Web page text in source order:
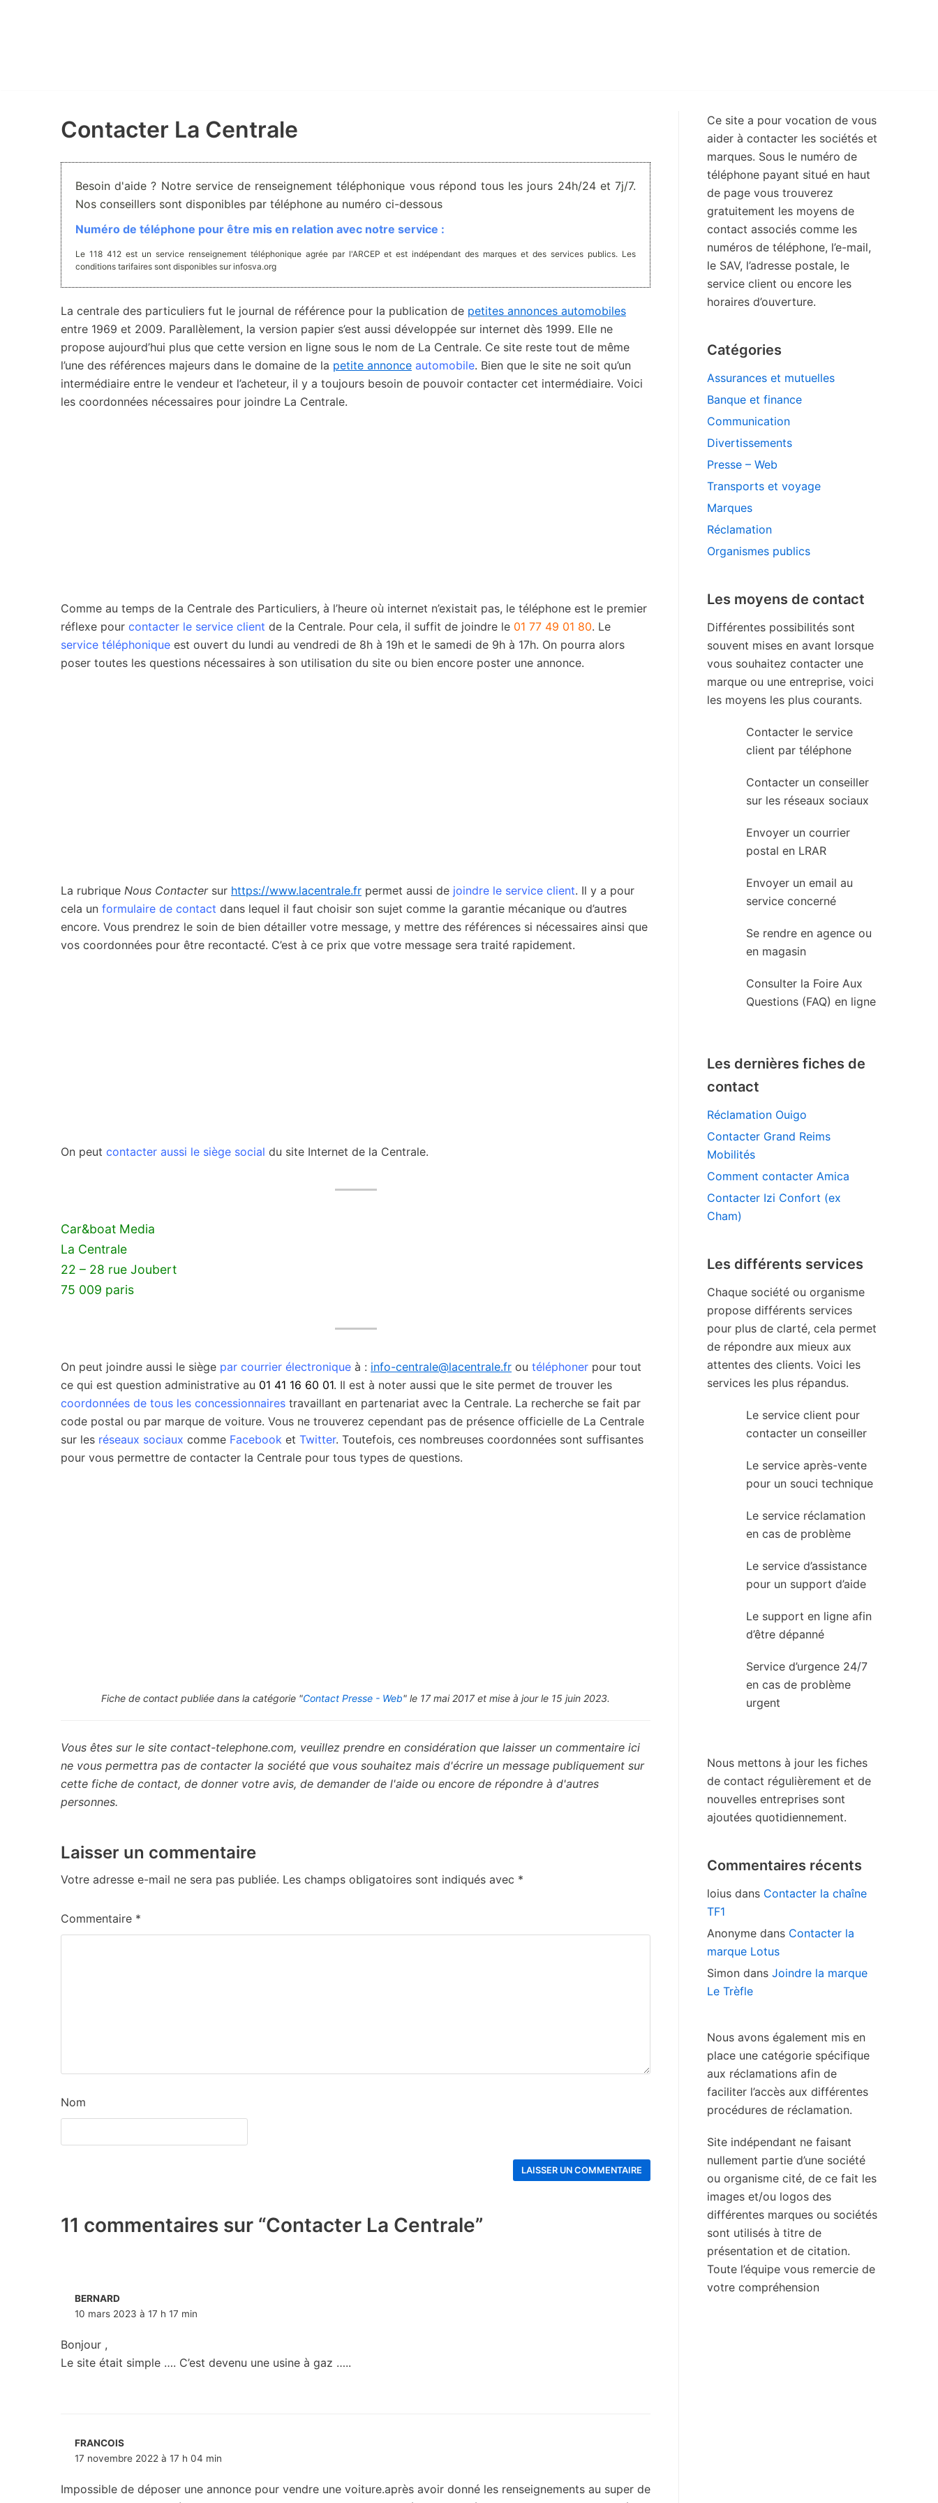
Contacter La Centrale
Besoin d'aide ? Notre service de renseignement téléphonique vous répond tous les jours 24h/24 et 7j/7.
Nos conseillers sont disponibles par téléphone au numéro ci-dessous
Numéro de téléphone pour être mis en relation avec notre service :
Le 118 412 est un service renseignement téléphonique agrée par l'ARCEP et est indépendant des marques et des services publics. Les
conditions tarifaires sont disponibles sur infosva.org
La centrale des particuliers fut le journal de référence pour la publication de petites annonces automobiles
entre 1969 et 2009. Parallèlement, la version papier s’est aussi développée sur internet dès 1999. Elle ne
propose aujourd’hui plus que cette version en ligne sous le nom de La Centrale. Ce site reste tout de même
l’une des références majeurs dans le domaine de la petite annonce automobile. Bien que le site ne soit qu’un
intermédiaire entre le vendeur et l’acheteur, il y a toujours besoin de pouvoir contacter cet intermédiaire. Voici
les coordonnées nécessaires pour joindre La Centrale.
Comme au temps de la Centrale des Particuliers, à l’heure où internet n’existait pas, le téléphone est le premier
réflexe pour contacter le service client de la Centrale. Pour cela, il suffit de joindre le 01 77 49 01 80. Le
service téléphonique est ouvert du lundi au vendredi de 8h à 19h et le samedi de 9h à 17h. On pourra alors
poser toutes les questions nécessaires à son utilisation du site ou bien encore poster une annonce.
La rubrique Nous Contactersur https://www.lacentrale.fr permet aussi de joindre le service client. Il y a pour
cela un formulaire de contact dans lequel il faut choisir son sujet comme la garantie mécanique ou d’autres
encore. Vous prendrez le soin de bien détailler votre message, y mettre des références si nécessaires ainsi que
vos coordonnées pour être recontacté. C’est à ce prix que votre message sera traité rapidement.
On peut contacter aussi le siège social du site Internet de la Centrale.
Car&boat Media
La Centrale
22 – 28 rue Joubert
75 009 paris
On peut joindre aussi le siège par courrier électronique à : info-centrale@lacentrale.fr ou téléphoner pour tout
ce qui est question administrative au 01 41 16 60 01. Il est à noter aussi que le site permet de trouver les
coordonnées de tous les concessionnaires travaillant en partenariat avec la Centrale. La recherche se fait par
code postal ou par marque de voiture. Vous ne trouverez cependant pas de présence officielle de La Centrale
sur les réseaux sociaux comme Facebook et Twitter. Toutefois, ces nombreuses coordonnées sont suffisantes
pour vous permettre de contacter la Centrale pour tous types de questions.
Fiche de contact publiée dans la catégorie "Contact Presse - Web" le 17 mai 2017 et mise à jour le 15 juin 2023.
Vous êtes sur le site contact-telephone.com, veuillez prendre en considération que laisser un commentaire ici
ne vous permettra pas de contacter la société que vous souhaitez mais d'écrire un message publiquement sur
cette fiche de contact, de donner votre avis, de demander de l'aide ou encore de répondre à d'autres
personnes.
Laisser un commentaire
Votre adresse e-mail ne sera pas publiée. Les champs obligatoires sont indiqués avec *
Commentaire *
Nom
11 commentaires sur “Contacter La Centrale”
BERNARD
10 mars 2023 à 17 h 17 min
Bonjour ,
Le site était simple …. C’est devenu une usine à gaz …..
FRANCOIS
17 novembre 2022 à 17 h 04 min
Impossible de déposer une annonce pour vendre une voiture.après avoir donné les renseignements au super de
Ce site a pour vocation de vous
aider à contacter les sociétés et
marques. Sous le numéro de
téléphone payant situé en haut
de page vous trouverez
gratuitement les moyens de
contact associés comme les
numéros de téléphone, l’e-mail,
le SAV, l’adresse postale, le
service client ou encore les
horaires d’ouverture.
Catégories
Assurances et mutuelles
Banque et finance
Communication
Divertissements
Presse – Web
Transports et voyage
Marques
Réclamation
Organismes publics
Les moyens de contact
Différentes possibilités sont
souvent mises en avant lorsque
vous souhaitez contacter une
marque ou une entreprise, voici
les moyens les plus courants.
Contacter le service
client par téléphone
Contacter un conseiller
sur les réseaux sociaux
Envoyer un courrier
postal en LRAR
Envoyer un email au
service concerné
Se rendre en agence ou
en magasin
Consulter la Foire Aux
Questions (FAQ) en ligne
Les dernières fiches de
contact
Réclamation Ouigo
Contacter Grand Reims
Mobilités
Comment contacter Amica
Contacter Izi Confort (ex
Cham)
Les différents services
Chaque société ou organisme
propose différents services
pour plus de clarté, cela permet
de répondre aux mieux aux
attentes des clients. Voici les
services les plus répandus.
Le service client pour
contacter un conseiller
Le service après-vente
pour un souci technique
Le service réclamation
en cas de problème
Le service d’assistance
pour un support d’aide
Le support en ligne afin
d’être dépanné
Service d’urgence 24/7
en cas de problème
urgent
Nous mettons à jour les fiches
de contact régulièrement et de
nouvelles entreprises sont
ajoutées quotidiennement.
Commentaires récents
loius dans Contacter la chaîne
TF1
Anonyme dans Contacter la
marque Lotus
Simon dans Joindre la marque
Le Trèfle
Nous avons également mis en
place une catégorie spécifique
aux réclamations afin de
faciliter l’accès aux différentes
procédures de réclamation.
Site indépendant ne faisant
nullement partie d’une société
ou organisme cité, de ce fait les
images et/ou logos des
différentes marques ou sociétés
sont utilisés à titre de
présentation et de citation.
Toute l’équipe vous remercie de
votre compréhension